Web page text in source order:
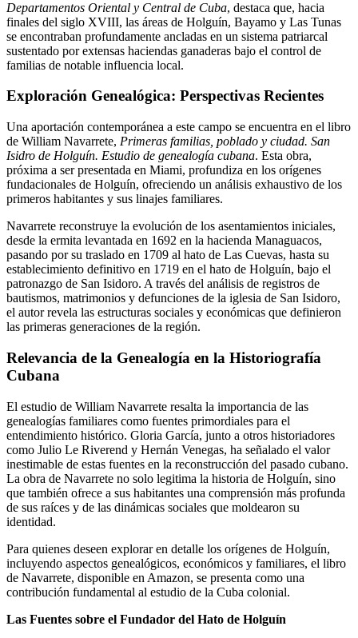
Departamentos Oriental y Central de Cuba, destaca que, hacia
finales del siglo XVIII, las áreas de Holguín, Bayamo y Las Tunas
se encontraban profundamente ancladas en un sistema patriarcal
sustentado por extensas haciendas ganaderas bajo el control de
familias de notable influencia local.
Exploración Genealógica: Perspectivas Recientes
Una aportación contemporánea a este campo se encuentra en el libro
de William Navarrete, Primeras familias, poblado y ciudad. San
Isidro de Holguín. Estudio de genealogía cubana. Esta obra,
próxima a ser presentada en Miami, profundiza en los orígenes
fundacionales de Holguín, ofreciendo un análisis exhaustivo de los
primeros habitantes y sus linajes familiares.
Navarrete reconstruye la evolución de los asentamientos iniciales,
desde la ermita levantada en 1692 en la hacienda Managuacos,
pasando por su traslado en 1709 al hato de Las Cuevas, hasta su
establecimiento definitivo en 1719 en el hato de Holguín, bajo el
patronazgo de San Isidoro. A través del análisis de registros de
bautismos, matrimonios y defunciones de la iglesia de San Isidoro,
el autor revela las estructuras sociales y económicas que definieron
las primeras generaciones de la región.
Relevancia de la Genealogía en la Historiografía
Cubana
El estudio de William Navarrete resalta la importancia de las
genealogías familiares como fuentes primordiales para el
entendimiento histórico. Gloria García, junto a otros historiadores
como Julio Le Riverend y Hernán Venegas, ha señalado el valor
inestimable de estas fuentes en la reconstrucción del pasado cubano.
La obra de Navarrete no solo legitima la historia de Holguín, sino
que también ofrece a sus habitantes una comprensión más profunda
de sus raíces y de las dinámicas sociales que moldearon su
identidad.
Para quienes deseen explorar en detalle los orígenes de Holguín,
incluyendo aspectos genealógicos, económicos y familiares, el libro
de Navarrete, disponible en Amazon, se presenta como una
contribución fundamental al estudio de la Cuba colonial.
Las Fuentes sobre el Fundador del Hato de Holguín